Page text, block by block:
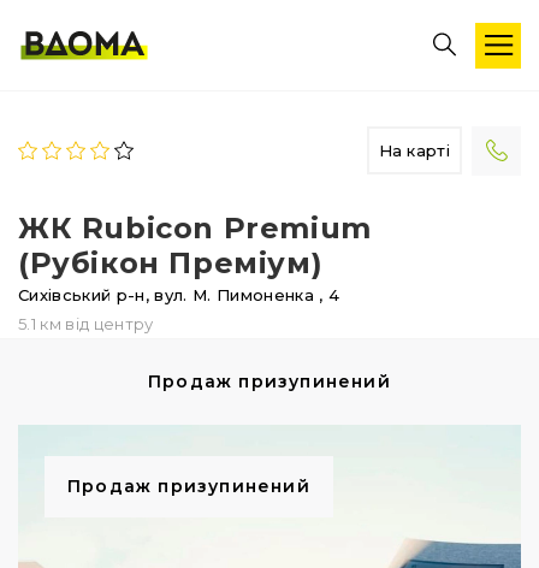
На карті
ЖК Rubicon Premium
(Рубікон Преміум)
Сихівський р-н,вул. М. Пимоненка , 4
5.1 км від центру
Продаж призупинений
Продаж призупинений